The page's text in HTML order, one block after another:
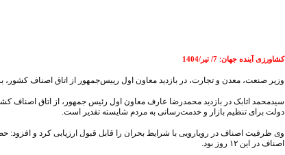
کشاورزی آینده جهان: 7/ تیر/1404
وزیر صنعت، معدن و تجارت، در بازدید معاون اول رییس‌جمهور از اتاق اصناف کشور،
سیدمحمد اتابک در بازدید محمدرضا عارف معاون اول رئیس جمهور، از اتاق اصناف
دولت برای تنظیم بازار و خدمت‌رسانی به مردم شایسته تقدیر است.
وی ظرفیت اصناف در رویارویی با شرایط بحران را قابل قبول ارزیابی کرد و افزود:
اصناف در این ۱۲ روز بود.